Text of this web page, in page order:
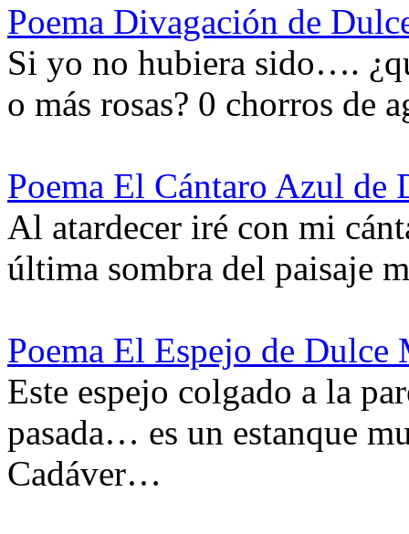
Poema Divagación de
Si yo no hubiera sido….
o más rosas? 0 chorros de
Poema El Cántaro Azul de
Al atardecer iré con mi
última sombra del paisaje
Poema El Espejo de Dulce
Este espejo colgado a la
pasada… es un estanque
Cadáver…